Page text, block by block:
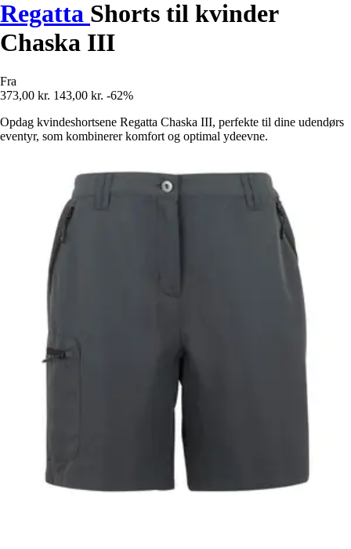
Regatta Shorts til kvinder
Chaska III
Fra
373,00 kr. 143,00 kr. -62%
Opdag kvindeshortsene Regatta Chaska III, perfekte til dine udendørs
eventyr, som kombinerer komfort og optimal ydeevne.